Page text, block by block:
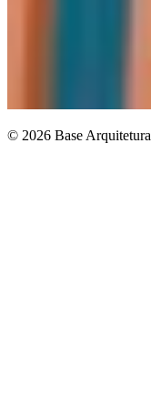
© 2026 Base Arquitetura